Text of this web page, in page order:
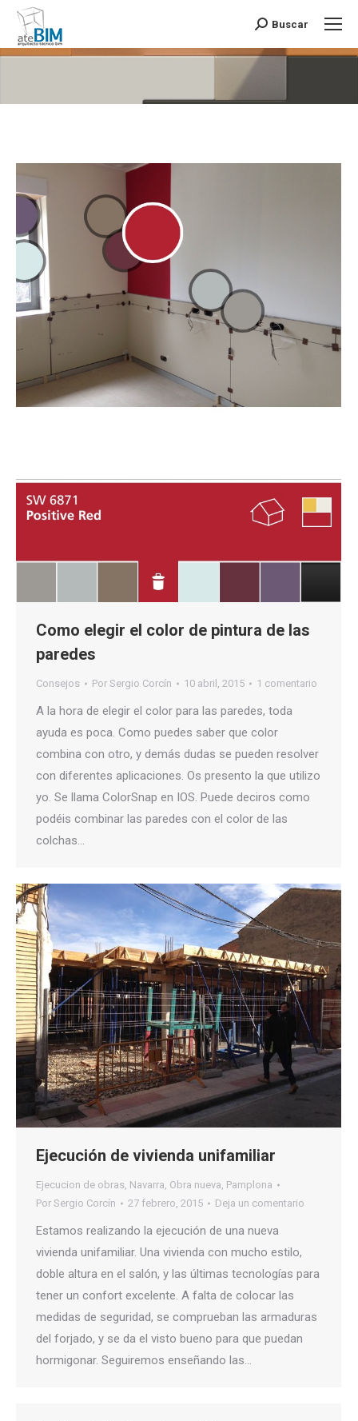
Buscar:
Buscar
Como elegir el color de pintura de las
paredes
Consejos Por Sergio Corcín 10 abril, 2015 1 comentario
A la hora de elegir el color para las paredes, toda
ayuda es poca. Como puedes saber que color
combina con otro, y demás dudas se pueden resolver
con diferentes aplicaciones. Os presento la que utilizo
yo. Se llama ColorSnap en IOS. Puede deciros como
podéis combinar las paredes con el color de las
colchas…
Ejecución de vivienda unifamiliar
Ejecucion de obras, Navarra, Obra nueva, Pamplona
Por Sergio Corcín 27 febrero, 2015 Deja un comentario
Estamos realizando la ejecución de una nueva
vivienda unifamiliar. Una vivienda con mucho estilo,
doble altura en el salón, y las últimas tecnologías para
tener un confort excelente. A falta de colocar las
medidas de seguridad, se comprueban las armaduras
del forjado, y se da el visto bueno para que puedan
hormigonar. Seguiremos enseñando las…